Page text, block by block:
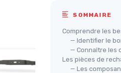
SOMMAIRE
Comprendre les
— Identifier le
— Connaître les
Les pièces de
— Les